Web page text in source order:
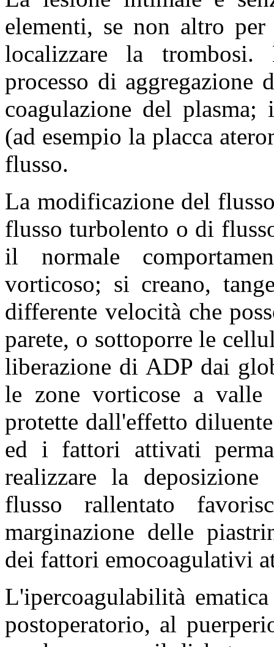
elementi, se non altro
localizzare la
processo di aggregazione
coagulazione del
(ad esempio la placca
flusso.
La modificazione del
flusso turbolento o di
il normale
vorticoso; si creano,
differente velocità che
parete, o sottoporre le
liberazione di ADP dai
le zone vorticose a valle
protette dall'effetto
ed i fattori attivati
realizzare la
flusso rallentato
marginazione delle
dei fattori emocoagulativi
L'ipercoagulabilità
postoperatorio, al